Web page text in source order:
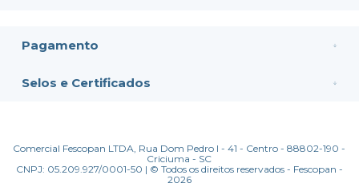
Pagamento
Selos e Certificados
Comercial Fescopan LTDA, Rua Dom Pedro I - 41 - Centro - 88802-190 -
Criciuma - SC
CNPJ: 05.209.927/0001-50 | © Todos os direitos reservados - Fescopan -
2026